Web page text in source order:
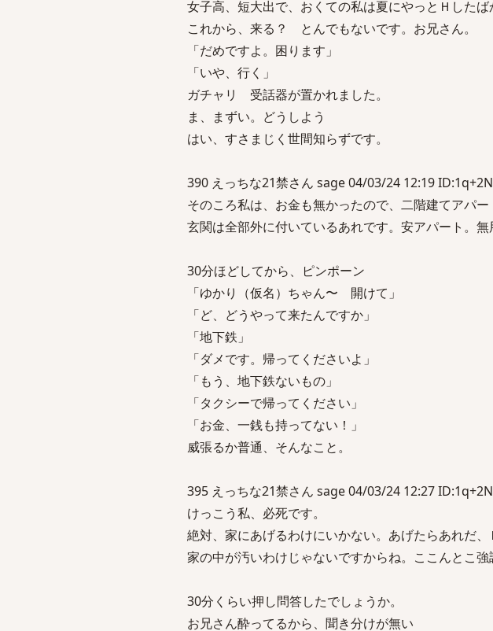
女子高、短大出で、おくての私は夏にやっとＨした
これから、来る？ とんでもないです。お兄さん。
「だめですよ。困ります」
「いや、行く」
ガチャリ 受話器が置かれました。
ま、まずい。どうしよう
はい、すさまじく世間知らずです。
390 えっちな21禁さん sage 04/03/24 12:19
そのころ私は、お金も無かったので、二階建てアパー
玄関は全部外に付いているあれです。安アパート。
30分ほどしてから、ピンポーン
「ゆかり（仮名）ちゃん〜 開けて」
「ど、どうやって来たんですか」
「地下鉄」
「ダメです。帰ってくださいよ」
「もう、地下鉄ないもの」
「タクシーで帰ってください」
「お金、一銭も持ってない！」
威張るか普通、そんなこと。
395 えっちな21禁さん sage 04/03/24 12:27
けっこう私、必死です。
絶対、家にあげるわけにいかない。あげたらあれだ、
家の中が汚いわけじゃないですからね。ここんとこ強
30分くらい押し問答したでしょうか。
お兄さん酔ってるから、聞き分けが無い